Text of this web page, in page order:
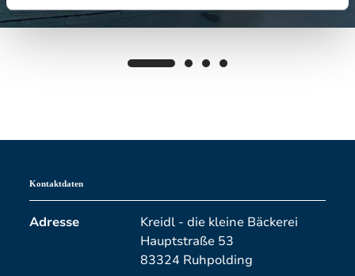
Kontaktdaten
Adresse
Kreidl - die kleine Bäckerei
Hauptstraße 53
83324 Ruhpolding